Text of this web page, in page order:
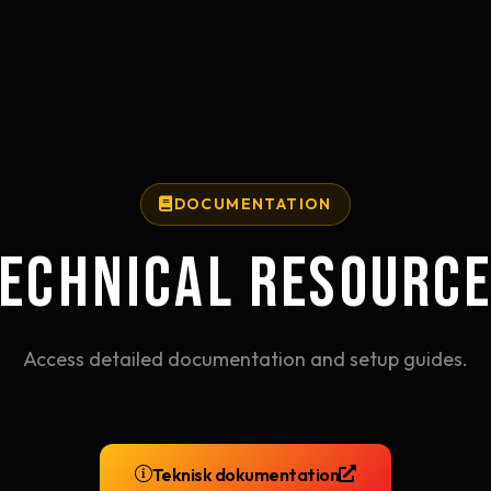
DOCUMENTATION
Access detailed documentation and setup guides.
Teknisk dokumentation